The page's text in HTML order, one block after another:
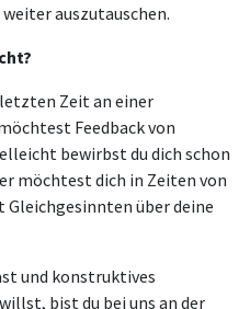
auszutauschen.
Zeit an einer
Feedback von
bewirbst du dich schon
möchtest dich in Zeiten von
über deine
und konstruktives
bist du bei uns an der